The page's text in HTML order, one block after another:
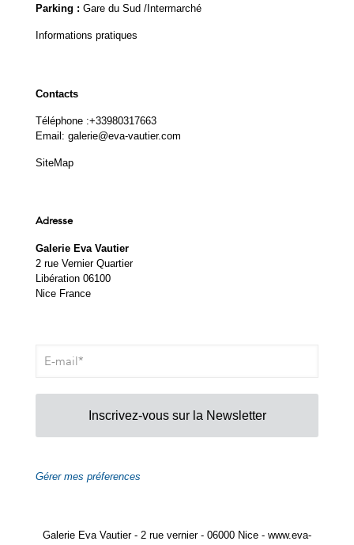
Parking : Gare du Sud /Intermarché
Informations pratiques
Contacts
Téléphone :+33980317663
Email: galerie@eva-vautier.com
SiteMap
Adresse
Galerie Eva Vautier
2 rue Vernier Quartier
Libération 06100
Nice France
Inscrivez-vous sur la Newsletter
Gérer mes préferences
Galerie Eva Vautier - 2 rue vernier - 06000 Nice - www.eva-